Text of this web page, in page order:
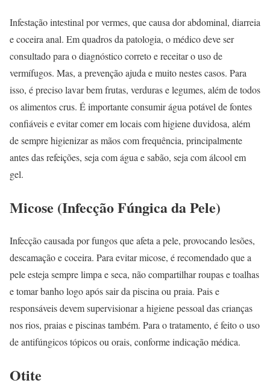
Infestação intestinal por vermes, que causa dor abdominal, diarreia
e coceira anal. Em quadros da patologia, o médico deve ser
consultado para o diagnóstico correto e receitar o uso de
vermífugos. Mas, a prevenção ajuda e muito nestes casos. Para
isso, é preciso lavar bem frutas, verduras e legumes, além de todos
os alimentos crus. É importante consumir água potável de fontes
confiáveis e evitar comer em locais com higiene duvidosa, além
de sempre higienizar as mãos com frequência, principalmente
antes das refeições, seja com água e sabão, seja com álcool em
gel.
Micose (Infecção Fúngica da Pele)
Infecção causada por fungos que afeta a pele, provocando lesões,
descamação e coceira. Para evitar micose, é recomendado que a
pele esteja sempre limpa e seca, não compartilhar roupas e toalhas
e tomar banho logo após sair da piscina ou praia. Pais e
responsáveis devem supervisionar a higiene pessoal das crianças
nos rios, praias e piscinas também. Para o tratamento, é feito o uso
de antifúngicos tópicos ou orais, conforme indicação médica.
Otite